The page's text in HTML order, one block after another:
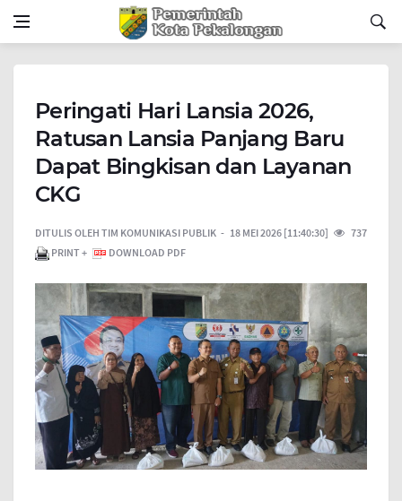
Peringati Hari Lansia 2026,
Ratusan Lansia Panjang Baru
Dapat Bingkisan dan Layanan
CKG
DITULIS OLEH TIM KOMUNIKASI PUBLIK 18 MEI 2026 [11:40:30]
737
PRINT +
DOWNLOAD PDF